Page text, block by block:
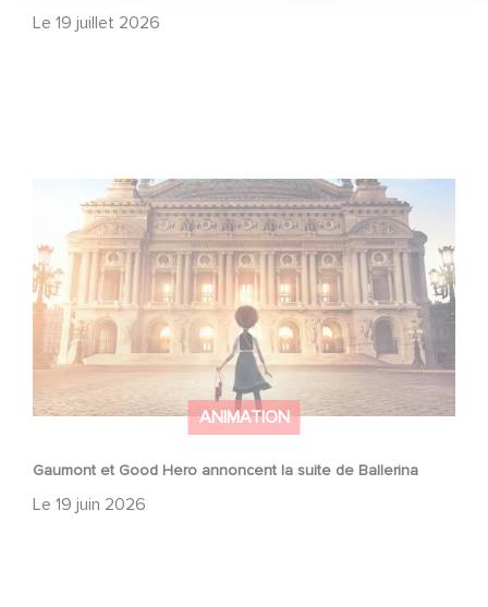
Le 19 juillet 2026
ANIMATION
Gaumont et Good Hero annoncent la suite de Ballerina
Le 19 juin 2026
Gaumont et Good Hero annoncent la suite de Ballerina